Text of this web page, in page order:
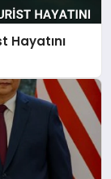
Hayatını